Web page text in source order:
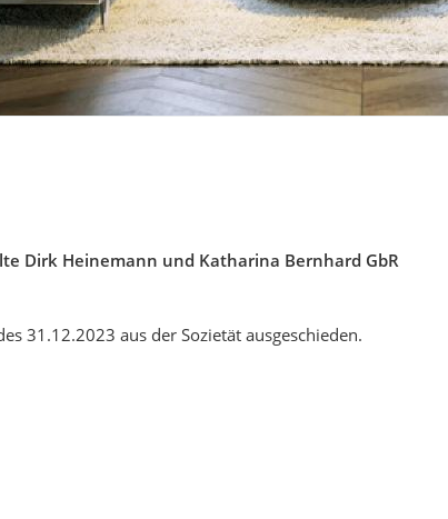
Dirk Heinemann und Katharina Bernhard GbR
31.12.2023 aus der Sozietät ausgeschieden.